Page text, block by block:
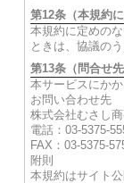
第12条（本規約
本規約に定めの
ときは、協議の
第13条（問合せ先
本サービスにか
お問い合わせ先
株式会社むさし
電話：03-5375-
FAX：03-5375-
附則
本規約はサイト